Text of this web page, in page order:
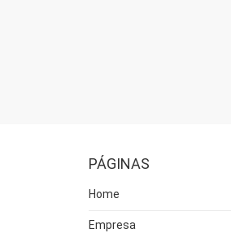
PÁGINAS
Home
Empresa